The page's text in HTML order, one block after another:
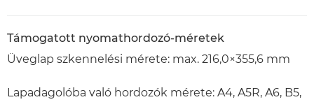
Támogatott nyomathordozó-méretek
Üveglap szkennelési mérete: max. 216,0×355,6 mm
Lapadagolóba való hordozók mérete: A4, A5R, A6, B5,